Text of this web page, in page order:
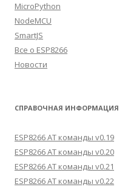
MicroPython
NodeMCU
SmartJS
Все о ESP8266
Новости
СПРАВОЧНАЯ ИНФОРМАЦИЯ
ESP8266 AT команды v0.19
ESP8266 AT команды v0.20
ESP8266 AT команды v0.21
ESP8266 AT команды v0.22